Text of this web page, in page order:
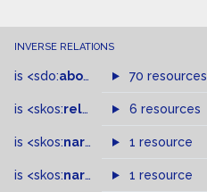
INVERSE RELATIONS
is <sdo:about of 70 resources
is <skos:related > of
6 resources
is <skos:narrowMatch >of
1 resource
is <skos:narrower >of
1 resource